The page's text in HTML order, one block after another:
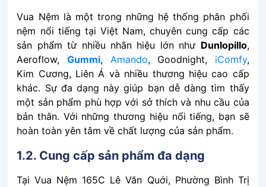
Vua͏͏ Nệm͏͏ là͏͏ một͏͏ trong͏͏ những͏͏ hệ͏͏ thống͏͏ phân͏͏ phối͏͏
nệm͏͏ nổi͏͏ tiếng͏͏ tại͏͏ Việt͏͏ Nam,͏͏ chuyên͏͏ cung͏͏ cấp͏͏ các͏͏
sản͏͏ phẩm͏͏ từ͏͏ nhiều͏͏ nhãn͏͏ hiệu͏͏ lớn͏͏ như͏͏ Dunlopillo,͏
Aeroflow,͏͏ Gummi,͏͏ Amando,͏͏ Goodnight,͏͏ iComfy,
Kim͏͏ Cương,͏͏ Liên͏͏ Á͏͏ và͏͏ nhiều͏͏ thương͏͏ hiệu͏͏ cao͏͏ cấp͏͏
khác.͏͏ Sự͏͏ đa͏͏ dạng͏͏ này͏͏ giúp͏͏ bạn͏͏ dễ͏͏ dàng͏͏ tìm͏͏ thấy͏͏
một͏͏ sản͏͏ phẩm͏͏ phù͏͏ hợp͏͏ với͏͏ sở͏͏ thích͏͏ và͏͏ nhu͏͏ cầu͏͏ của͏͏
bản͏͏ thân.͏͏ Với͏͏ những͏͏ thương͏͏ hiệu͏͏ nổi͏͏ tiếng,͏͏ bạn͏͏ sẽ͏͏
hoàn͏͏ toàn͏͏ yên͏͏ tâm͏͏ về͏͏ chất͏͏ lượng͏͏ của͏͏ sản͏͏ phẩm.
1.2. Cung͏͏ cấp͏͏ sản͏͏ phẩm͏͏ đa͏͏ dạng
Tại͏͏ Vua Nệm 165C Lê Văn Quới, Phường Bình Trị